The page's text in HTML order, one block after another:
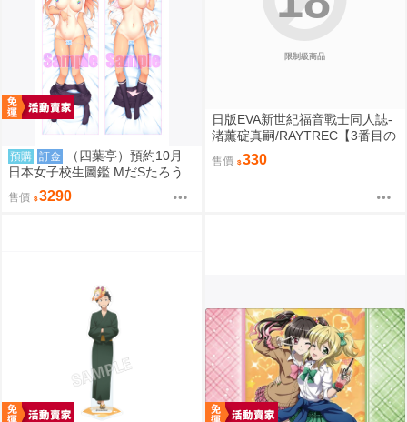
預購 訂金
（四葉亭）預約10月
日本女子校生圖鑑 MだSたろう
原畫 江波リカ 抱枕套 0826
售價 3290
限制級商品
日版EVA新世紀福音戰士同人誌-
渚薰碇真嗣/RAYTREC【3番目の
呪い2】
售價 330